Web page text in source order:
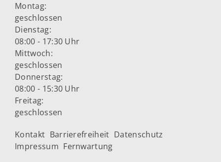
Montag:
geschlossen
Dienstag:
08:00 - 17:30 Uhr
Mittwoch:
geschlossen
Donnerstag:
08:00 - 15:30 Uhr
Freitag:
geschlossen
Kontakt Barrierefreiheit Datenschutz
Impressum Fernwartung